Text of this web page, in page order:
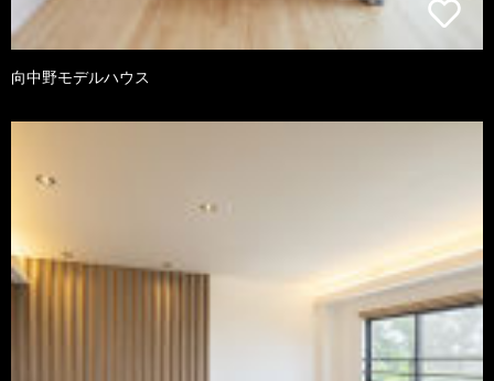
向中野モデルハウス